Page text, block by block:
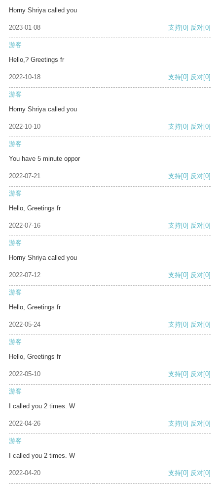
Horny Shriya called you
2023-01-08 支持[0] 反对[0]
游客
Hello,? Greetings fr
2022-10-18 支持[0] 反对[0]
游客
Horny Shriya called you
2022-10-10 支持[0] 反对[0]
游客
You have 5 minute oppor
2022-07-21 支持[0] 反对[0]
游客
Hello, Greetings fr
2022-07-16 支持[0] 反对[0]
游客
Horny Shriya called you
2022-07-12 支持[0] 反对[0]
游客
Hello, Greetings fr
2022-05-24 支持[0] 反对[0]
游客
Hello, Greetings fr
2022-05-10 支持[0] 反对[0]
游客
I called you 2 times. W
2022-04-26 支持[0] 反对[0]
游客
I called you 2 times. W
2022-04-20 支持[0] 反对[0]